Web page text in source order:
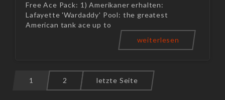
Free Ace Pack: 1) Amerikaner erhalten:
Lafayette 'Wardaddy' Pool: the greatest
American tank ace up to
weiterlesen
1 2 letzte Seite